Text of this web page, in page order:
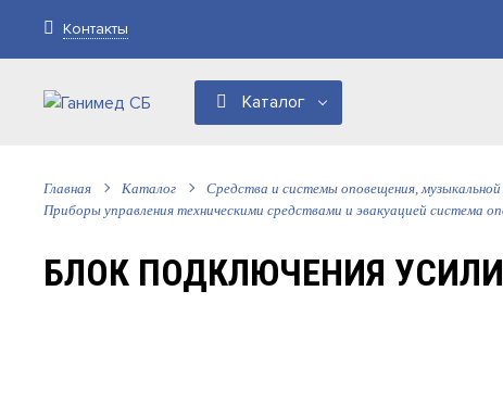
Контакты
Каталог
Главная Каталог Средства и системы оповещения,
Приборы управления техническими средствами и эвакуацией система
БЛОК ПОДКЛЮЧЕНИЯ